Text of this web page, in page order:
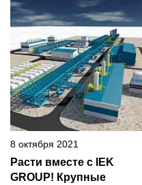
8 октября 2021
Расти вместе с IEK
GROUP! Крупные